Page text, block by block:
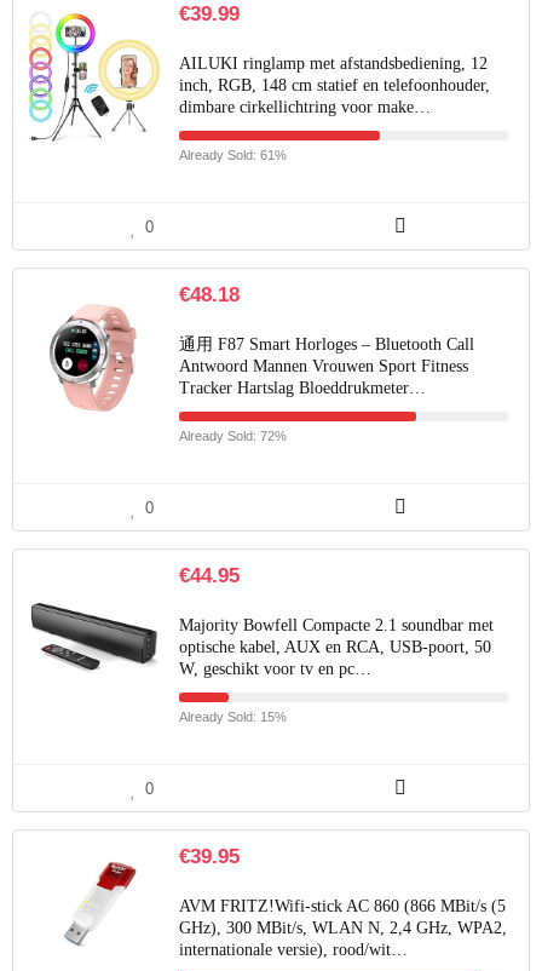
€39.99
AILUKI ringlamp met afstandsbediening, 12
inch, RGB, 148 cm statief en telefoonhouder,
dimbare cirkellichtring voor make…
Already Sold: 61%
0
€48.18
通用 F87 Smart Horloges – Bluetooth Call
Antwoord Mannen Vrouwen Sport Fitness
Tracker Hartslag Bloeddrukmeter…
Already Sold: 72%
0
€44.95
Majority Bowfell Compacte 2.1 soundbar met
optische kabel, AUX en RCA, USB-poort, 50
W, geschikt voor tv en pc…
Already Sold: 15%
0
€39.95
AVM FRITZ!Wifi-stick AC 860 (866 MBit/s (5
GHz), 300 MBit/s, WLAN N, 2,4 GHz, WPA2,
internationale versie), rood/wit…